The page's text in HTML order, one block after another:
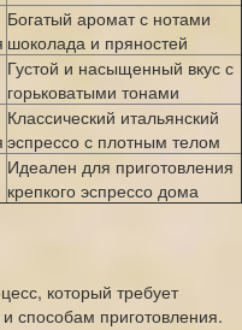
Богатый аромат с нотами
шоколада и пряностей
Густой и насыщенный вкус с
горьковатыми тонами
Классический итальянский
эспрессо с плотным телом
Идеален для приготовления
крепкого эспрессо дома
который требует
способам приготовления.